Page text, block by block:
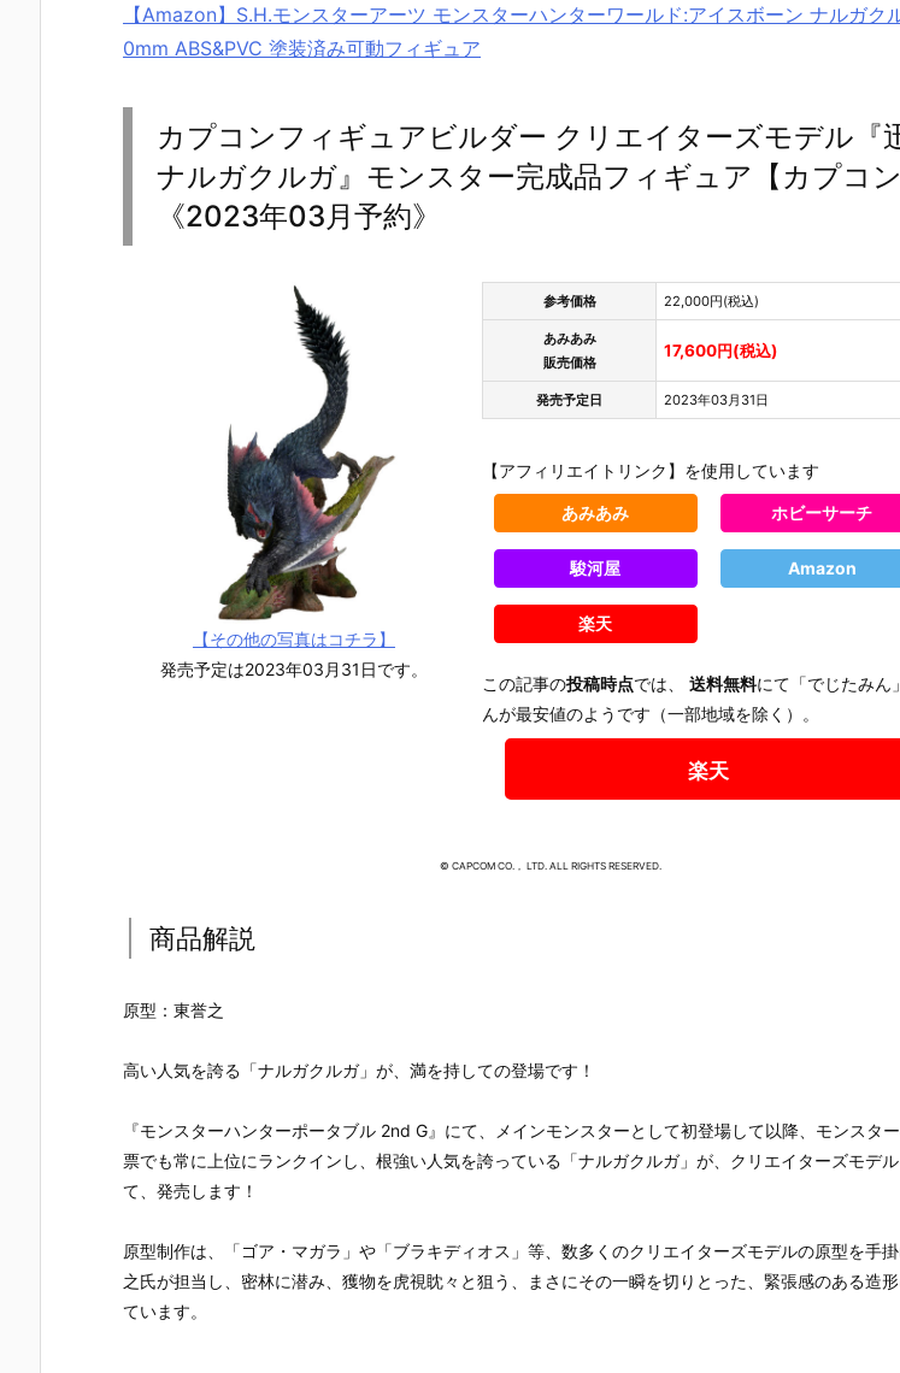
【Amazon】S.H.モンスターアーツ モンスターハンターワールド:アイスボーン ナルガク
0mm ABS&PVC 塗装済み可動フィギュア
カプコンフィギュアビルダー クリエイターズモデル『
ナルガクルガ』モンスター完成品フィギュア【カプコン
《2023年03月予約》
【その他の写真はコチラ】
発売予定は2023年03月31日です。
参考価格 22,000円(税込)
あみあみ
販売価格
17,600円(税込)
発売予定日 2023年03月31日
【アフィリエイトリンク】を使用しています
あみあみ ホビーサーチ
駿河屋 Amazon
楽天
この記事の投稿時点では、送料無料にて「でじたみん
んが最安値のようです（一部地域を除く）。
楽天
© CAPCOM CO.， LTD. ALL RIGHTS RESERVED.
商品解説
原型：東誉之
高い人気を誇る「ナルガクルガ」が、満を持しての登場です！
『モンスターハンターポータブル 2nd G』にて、メインモンスターとして初登場して以降、モンスタ
票でも常に上位にランクインし、根強い人気を誇っている「ナルガクルガ」が、クリエイターズモデ
て、発売します！
原型制作は、「ゴア・マガラ」や「ブラキディオス」等、数多くのクリエイターズモデルの原型を手
之氏が担当し、密林に潜み、獲物を虎視眈々と狙う、まさにその一瞬を切りとった、緊張感のある造
ています。
イ】より202
【攻殻機動
隊】ROBOT
マ』THE GH
ィギュア予約
【バンダイ】
より2027年1
月発売予定♪
『草薙素子』
L 可動フィギ
ュア予約【バ
ィ 2.0』可動
イ】より202
7年1月発売予
魂『イングラ
s）2号機』可
動フィギュア
定♪
フィギュア予
約【バンダ
合
ア予